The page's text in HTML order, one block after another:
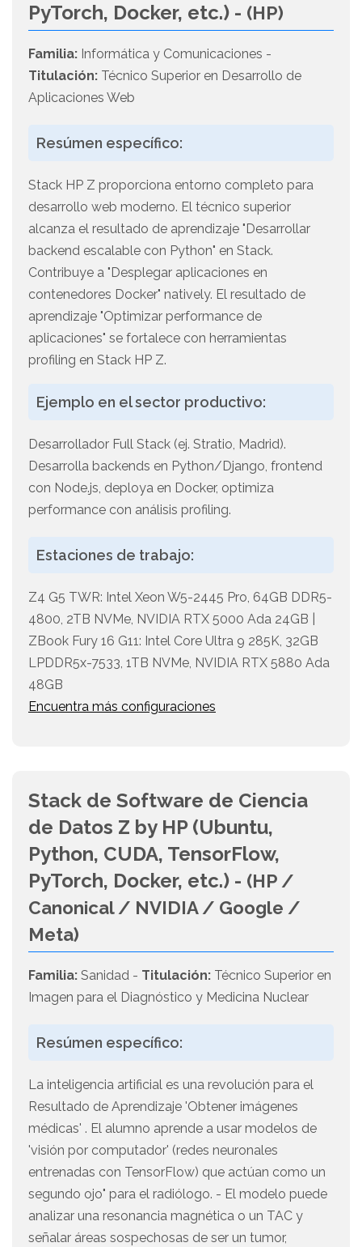
PyTorch, Docker, etc.) - (HP)
Familia: Informática y Comunicaciones -
Titulación: Técnico Superior en Desarrollo de
Aplicaciones Web
Resúmen específico:
Stack HP Z proporciona entorno completo para
desarrollo web moderno. El técnico superior
alcanza el resultado de aprendizaje "Desarrollar
backend escalable con Python" en Stack.
Contribuye a "Desplegar aplicaciones en
contenedores Docker" natively. El resultado de
aprendizaje "Optimizar performance de
aplicaciones" se fortalece con herramientas
profiling en Stack HP Z.
Ejemplo en el sector productivo:
Desarrollador Full Stack (ej. Stratio, Madrid).
Desarrolla backends en Python/Django, frontend
con Node.js, deploya en Docker, optimiza
performance con análisis profiling.
Estaciones de trabajo:
Z4 G5 TWR: Intel Xeon W5-2445 Pro, 64GB DDR5-
4800, 2TB NVMe, NVIDIA RTX 5000 Ada 24GB |
ZBook Fury 16 G11: Intel Core Ultra 9 285K, 32GB
LPDDR5x-7533, 1TB NVMe, NVIDIA RTX 5880 Ada
48GB
Encuentra más configuraciones
Stack de Software de Ciencia
de Datos Z by HP (Ubuntu,
Python, CUDA, TensorFlow,
PyTorch, Docker, etc.) - (HP /
Canonical / NVIDIA / Google /
Meta)
Familia: Sanidad - Titulación: Técnico Superior en
Imagen para el Diagnóstico y Medicina Nuclear
Resúmen específico:
La inteligencia artificial es una revolución para el
Resultado de Aprendizaje 'Obtener imágenes
médicas' . El alumno aprende a usar modelos de
'visión por computador' (redes neuronales
entrenadas con TensorFlow) que actúan como un
segundo ojo" para el radiólogo. - El modelo puede
analizar una resonancia magnética o un TAC y
señalar áreas sospechosas de ser un tumor,